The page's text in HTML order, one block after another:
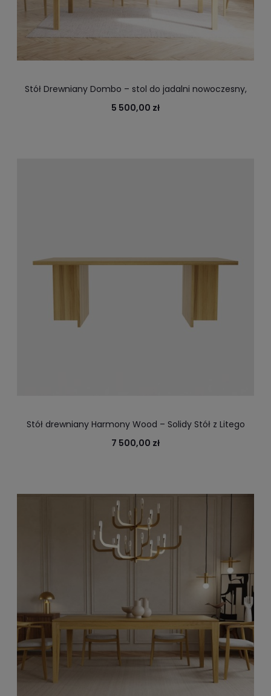
Stół Drewniany Dombo – stol do jadalni nowoczesny,
stół rozkładany
5 500,00 zł
Stół drewniany Harmony Wood – Solidy Stół z Litego
Drewna
7 500,00 zł